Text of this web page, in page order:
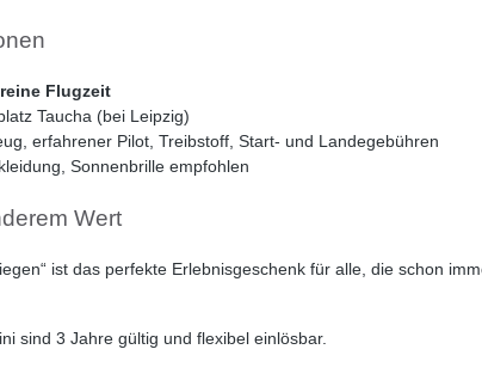
Flugzeit
Taucha (bei Leipzig)
erfahrener Pilot, Treibstoff, Start- und Landegebühren
Sonnenbrille empfohlen
Wert
ist das perfekte Erlebnisgeschenk für alle, die schon
sind 3 Jahre gültig und flexibel einlösbar.